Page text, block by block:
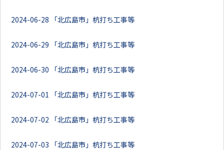
2024-06-28 「北広島市」杭打ち工事等
2024-06-29 「北広島市」杭打ち工事等
2024-06-30 「北広島市」杭打ち工事等
2024-07-01 「北広島市」杭打ち工事等
2024-07-02 「北広島市」杭打ち工事等
2024-07-03 「北広島市」杭打ち工事等